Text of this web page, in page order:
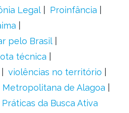
Legal
Proinfância
pelo Brasil
técnica
violências no território
Metropolitana de Alagoa
da Busca Ativa